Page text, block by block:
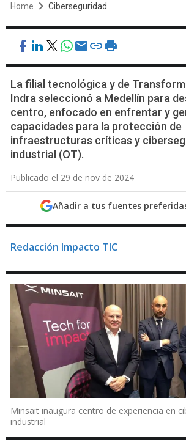
Home Ciberseguridad
La filial tecnológica y de
Indra seleccionó a Medellín para
centro, enfocado en enfrentar y
capacidades para la protección de
infraestructuras críticas y
industrial (OT).
Publicado el 29 de nov de 2024
Añadir a tus fuentes
Redacción Impacto TIC
Minsait inaugura centro de experiencia en
industrial